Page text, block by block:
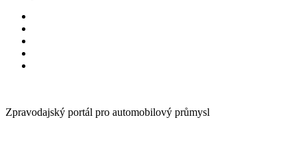
Zpravodajský portál pro automobilový průmysl